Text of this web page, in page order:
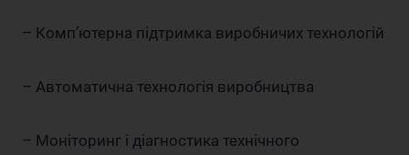
– Комп’ютерна підтримка виробничих технологій
– Автоматична технологія виробництва
– Моніторинг і діагностика технічного